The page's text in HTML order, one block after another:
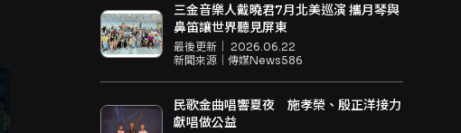
三金音樂人戴曉君7月北美巡演 攜月琴與
鼻笛讓世界聽見屏東
最後更新｜ 2026.06.22
新聞來源｜ 傳媒News586
民歌金曲唱響夏夜 施孝榮、殷正洋接力
獻唱做公益